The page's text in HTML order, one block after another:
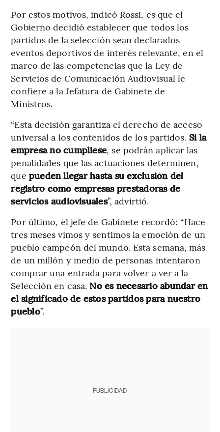
Por estos motivos, indicó Rossi, es que el
Gobierno decidió establecer que todos los
partidos de la selección sean declarados
eventos deportivos de interés relevante, en el
marco de las competencias que la Ley de
Servicios de Comunicación Audiovisual le
confiere a la Jefatura de Gabinete de
Ministros.
“Esta decisión garantiza el derecho de acceso
universal a los contenidos de los partidos. Si la
empresa no cumpliese, se podrán aplicar las
penalidades que las actuaciones determinen,
que pueden llegar hasta su exclusión del
registro como empresas prestadoras de
servicios audiovisuales”, advirtió.
Por último, el jefe de Gabinete recordó: “Hace
tres meses vimos y sentimos la emoción de un
pueblo campeón del mundo. Esta semana, más
de un millón y medio de personas intentaron
comprar una entrada para volver a ver a la
Selección en casa. No es necesario abundar en
el significado de estos partidos para nuestro
pueblo”.
PUBLICIDAD